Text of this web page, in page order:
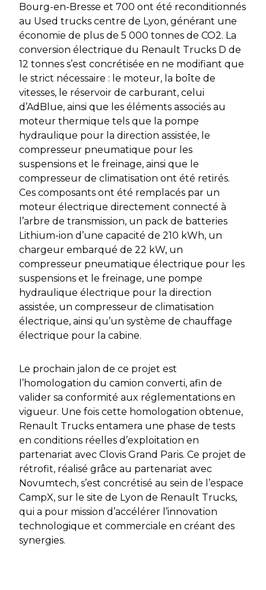
Bourg-en-Bresse et 700 ont été reconditionnés
au Used trucks centre de Lyon, générant une
économie de plus de 5 000 tonnes de CO2. La
conversion électrique du Renault Trucks D de
12 tonnes s’est concrétisée en ne modifiant que
le strict nécessaire : le moteur, la boîte de
vitesses, le réservoir de carburant, celui
d’AdBlue, ainsi que les éléments associés au
moteur thermique tels que la pompe
hydraulique pour la direction assistée, le
compresseur pneumatique pour les
suspensions et le freinage, ainsi que le
compresseur de climatisation ont été retirés.
Ces composants ont été remplacés par un
moteur électrique directement connecté à
l’arbre de transmission, un pack de batteries
Lithium-ion d’une capacité de 210 kWh, un
chargeur embarqué de 22 kW, un
compresseur pneumatique électrique pour les
suspensions et le freinage, une pompe
hydraulique électrique pour la direction
assistée, un compresseur de climatisation
électrique, ainsi qu’un système de chauffage
électrique pour la cabine.
Le prochain jalon de ce projet est
l’homologation du camion converti, afin de
valider sa conformité aux réglementations en
vigueur. Une fois cette homologation obtenue,
Renault Trucks entamera une phase de tests
en conditions réelles d’exploitation en
partenariat avec Clovis Grand Paris. Ce projet de
rétrofit, réalisé grâce au partenariat avec
Novumtech, s’est concrétisé au sein de l’espace
CampX, sur le site de Lyon de Renault Trucks,
qui a pour mission d’accélérer l’innovation
technologique et commerciale en créant des
synergies.